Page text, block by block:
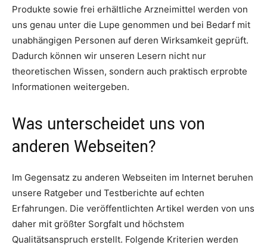
Produkte sowie frei erhältliche Arzneimittel werden von
uns genau unter die Lupe genommen und bei Bedarf mit
unabhängigen Personen auf deren Wirksamkeit geprüft.
Dadurch können wir unseren Lesern nicht nur
theoretischen Wissen, sondern auch praktisch erprobte
Informationen weitergeben.
Was unterscheidet uns von
anderen Webseiten?
Im Gegensatz zu anderen Webseiten im Internet beruhen
unsere Ratgeber und Testberichte auf echten
Erfahrungen. Die veröffentlichten Artikel werden von uns
daher mit größter Sorgfalt und höchstem
Qualitätsanspruch erstellt. Folgende Kriterien werden